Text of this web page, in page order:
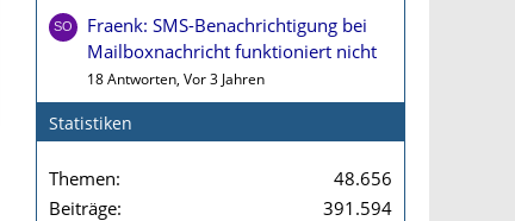
Fraenk: SMS-Benachrichtigung bei
Mailboxnachricht funktioniert nicht
18 Antworten, Vor 3 Jahren
Statistiken
Themen
48.656
Beiträge
391.594